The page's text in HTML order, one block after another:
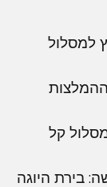
למסלול
קל
בירת היוגה